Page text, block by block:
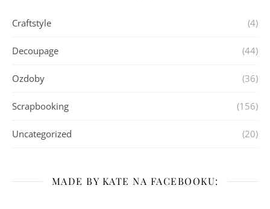
Craftstyle (4)
Decoupage (44)
Ozdoby (36)
Scrapbooking (156)
Uncategorized (20)
MADE BY KATE NA FACEBOOKU: